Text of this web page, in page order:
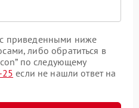
приведенными ниже
либо обратиться в
по следующему
если не нашли ответ на